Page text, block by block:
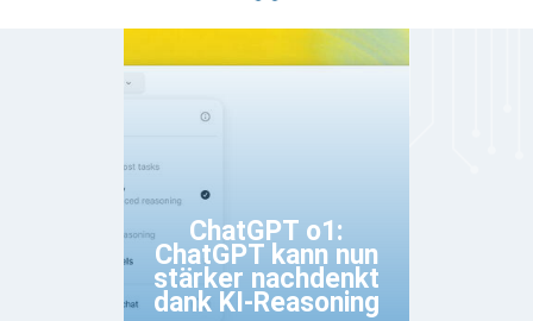
ChatGPT o1:
ChatGPT kann nun
stärker nachdenkt
dank KI-Reasoning